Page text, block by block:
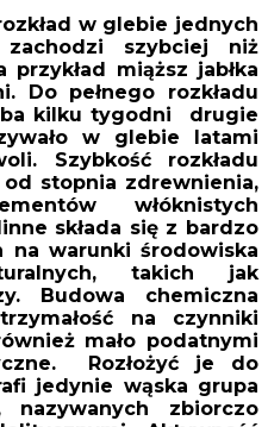
w glebie jednych
zachodzi szybciej niż
miąższ jabłka
Do pełnego rozkładu
kilku tygodni drugie
w glebie latami
Szybkość rozkładu
stopnia zdrewnienia,
włóknistych
składa się z bardzo
na warunki środowiska
takich jak
Budowa chemiczna
na czynniki
mało podatnymi
Rozłożyć je do
jedynie wąska grupa
zbiorczo